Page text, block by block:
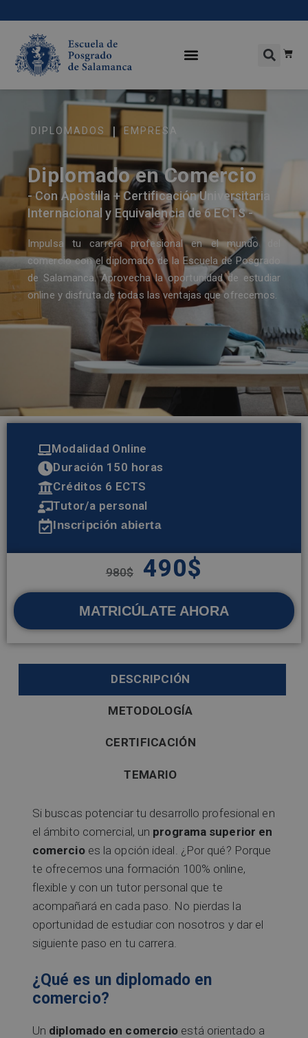
DIPLOMADOS | EMPRESA
Diplomado en Comercio
- Con Apostilla + Certificación Universitaria
Internacional y Equivalencia de 6 ECTS -
Impulsa tu carrera profesional en el mundo del
comercio con el diplomado de la Escuela de Posgrado
de Salamanca. Aprovecha la oportunidad de estudiar
online y disfruta de todas las ventajas que ofrecemos.
Modalidad Online
Duración 150 horas
Créditos 6 ECTS
Tutor/a personal
Inscripción abierta
980$ 490$
MATRICÚLATE AHORA
DESCRIPCIÓN
METODOLOGÍA
CERTIFICACIÓN
TEMARIO
Si buscas potenciar tu desarrollo profesional en
el ámbito comercial, un programa superior en
comercioes la opción ideal. ¿Por qué? Porque
te ofrecemos una formación 100% online,
flexible y con un tutor personal que te
acompañará en cada paso. No pierdas la
oportunidad de estudiar con nosotros y dar el
siguiente paso en tu carrera.
¿Qué es un diplomado en
comercio?
Un diplomado en comercio está orientado a